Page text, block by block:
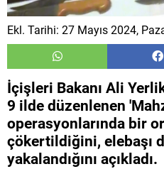
Ekl. Tarihi: 27 Mayıs 2024,
İçişleri Bakanı Ali
9 ilde düzenlenen
operasyonlarında bir
çökertildiğini, elebaşı
yakalandığını açıkladı.